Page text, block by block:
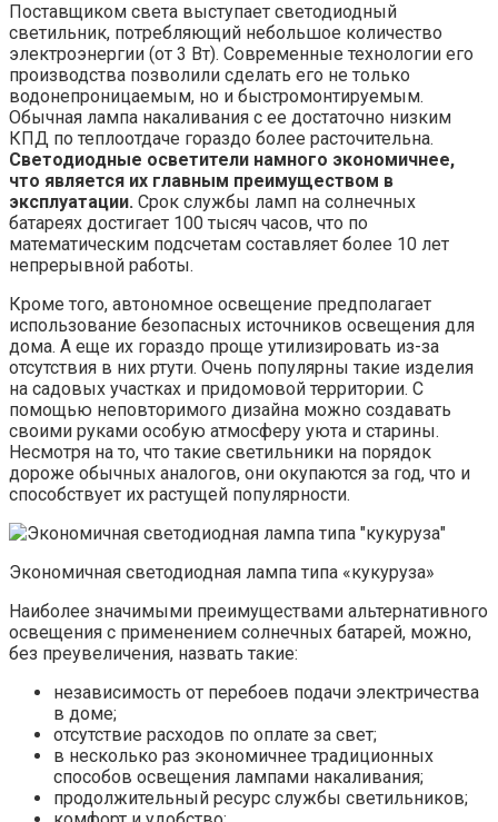
Поставщиком света выступает светодиодный
светильник, потребляющий небольшое количество
электроэнергии (от 3 Вт). Современные технологии его
производства позволили сделать его не только
водонепроницаемым, но и быстромонтируемым.
Обычная лампа накаливания с ее достаточно низким
КПД по теплоотдаче гораздо более расточительна.
Светодиодные осветители намного экономичнее,
что является их главным преимуществом в
эксплуатации. Срок службы ламп на солнечных
батареях достигает 100 тысяч часов, что по
математическим подсчетам составляет более 10 лет
непрерывной работы.
Кроме того, автономное освещение предполагает
использование безопасных источников освещения для
дома. А еще их гораздо проще утилизировать из-за
отсутствия в них ртути. Очень популярны такие изделия
на садовых участках и придомовой территории. С
помощью неповторимого дизайна можно создавать
своими руками особую атмосферу уюта и старины.
Несмотря на то, что такие светильники на порядок
дороже обычных аналогов, они окупаются за год, что и
способствует их растущей популярности.
Экономичная светодиодная лампа типа «кукуруза»
Наиболее значимыми преимуществами альтернативного
освещения с применением солнечных батарей, можно,
без преувеличения, назвать такие:
независимость от перебоев подачи электричества
в доме;
отсутствие расходов по оплате за свет;
в несколько раз экономичнее традиционных
способов освещения лампами накаливания;
продолжительный ресурс службы светильников;